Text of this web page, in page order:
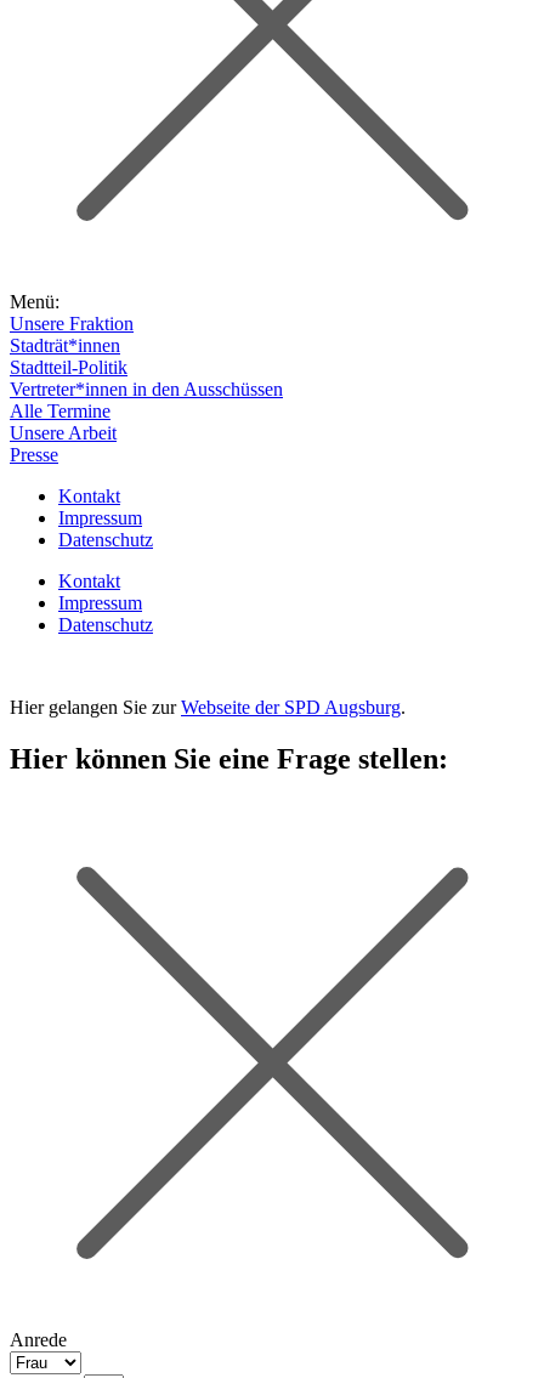
Menü:
Unsere Fraktion
Stadträt*innen
Stadtteil-Politik
Vertreter*innen in den Ausschüssen
Alle Termine
Unsere Arbeit
Presse
Kontakt
Impressum
Datenschutz
Kontakt
Impressum
Datenschutz
Hier gelangen Sie zurWebseite der SPD Augsburg.
Hier können Sie eine Frage stellen:
Anrede